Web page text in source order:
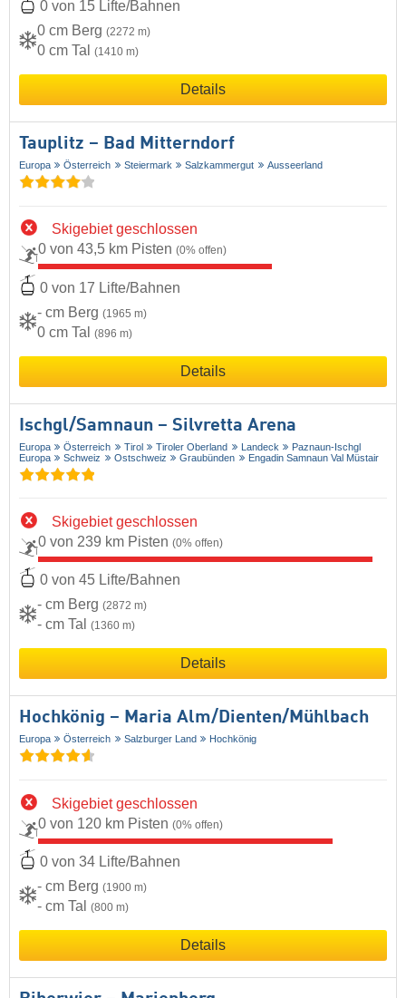
0 von 15 Lifte/Bahnen
0 cm Berg (2272 m)
0 cm Tal (1410 m)
Details
Tauplitz – Bad Mitterndorf
Europa Österreich Steiermark Salzkammergut Ausseerland
Skigebiet geschlossen
0 von 43,5 km Pisten (0% offen)
0 von 17 Lifte/Bahnen
- cm Berg (1965 m)
0 cm Tal (896 m)
Details
Ischgl/​Samnaun – Silvretta Arena
Europa Österreich Tirol Tiroler Oberland Landeck
Paznaun-Ischgl
Europa
Schweiz Ostschweiz Graubünden Engadin Samnaun Val Müstair
Skigebiet geschlossen
0 von 239 km Pisten (0% offen)
0 von 45 Lifte/Bahnen
- cm Berg (2872 m)
- cm Tal (1360 m)
Details
Hochkönig – Maria Alm/​Dienten/​Mühlbach
Europa Österreich Salzburger Land Hochkönig
Skigebiet geschlossen
0 von 120 km Pisten (0% offen)
0 von 34 Lifte/Bahnen
- cm Berg (1900 m)
- cm Tal (800 m)
Details